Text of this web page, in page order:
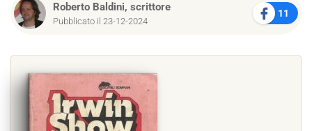
Roberto Baldini, scrittore
Pubblicato il 23-12-2024
11